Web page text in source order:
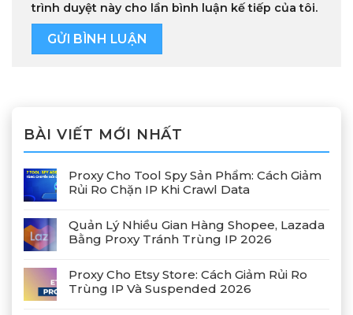
trình duyệt này cho lần bình luận kế tiếp của tôi.
BÀI VIẾT MỚI NHẤT
Proxy Cho Tool Spy Sản Phẩm: Cách Giảm
Rủi Ro Chặn IP Khi Crawl Data
Quản Lý Nhiều Gian Hàng Shopee, Lazada
Bằng Proxy Tránh Trùng IP 2026
Proxy Cho Etsy Store: Cách Giảm Rủi Ro
Trùng IP Và Suspended 2026